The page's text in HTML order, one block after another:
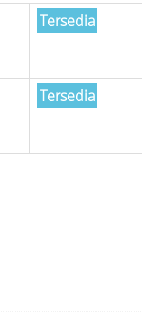
Tersedia
Tersedia